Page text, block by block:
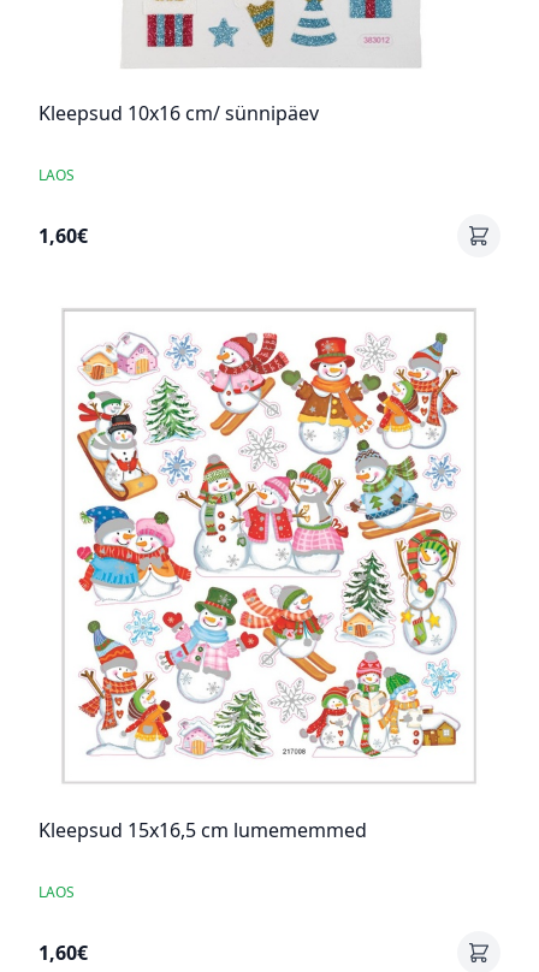
Kleepsud 10x16 cm/ sünnipäev
LAOS
1,60€
Kleepsud 15x16,5 cm lumememmed
LAOS
1,60€